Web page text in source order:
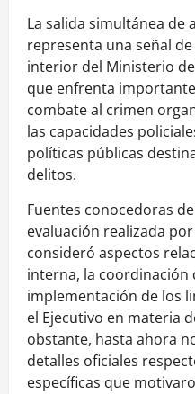
La salida simultánea de
representa una señal
interior del Ministerio
que enfrenta
combate al crimen
las capacidades
políticas públicas
delitos.
Fuentes conocedoras
evaluación realizada
consideró aspectos
interna, la coordinación
implementación de los
el Ejecutivo en materia
obstante, hasta ahora
detalles oficiales
específicas que